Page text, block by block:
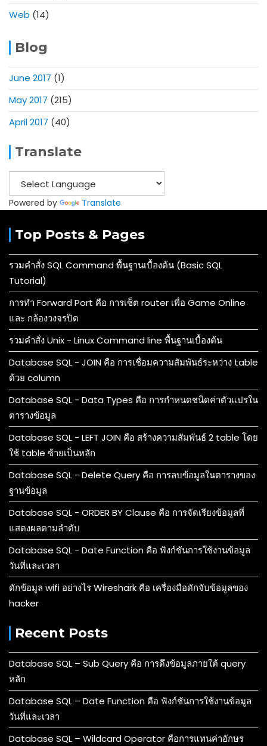
Web (14)
Blog
June 2017 (1)
May 2017 (215)
April 2017 (40)
Translate
Powered by Translate
Top Posts & Pages
รวมคำสั่ง SQL Command พื้นฐานเบื้องต้น (Basic SQL
Tutorial)
การทำ Forward Port คือ การเซ็ต router เพื่อ Game Online
และ กล้องวงจรปิด
รวมคำสั่ง Unix - Linux Command line พื้นฐานเบื้องต้น
Database SQL - JOIN คือ การเชื่อมความสัมพันธ์ระหว่าง table
ด้วย column
Database SQL - Data Types คือ การกำหนดชนิดค่าตัวแปรใน
ตารางข้อมูล
Database SQL - LEFT JOIN คือ สร้างความสัมพันธ์ 2 table โดย
ใช้ table ซ้ายเป็นหลัก
Database SQL - Delete Query คือ การลบข้อมูลในตารางของ
ฐานข้อมูล
Database SQL - ORDER BY Clause คือ การจัดเรียงข้อมูลที่
แสดงผลตามลำดับ
Database SQL - Date Function คือ ฟังก์ชันการใช้งานข้อมูล
วันที่และเวลา
ดักข้อมูล wifi อย่างไร Wireshark คือ เครื่องมือดักจับข้อมูลของ
hacker
Recent Posts
Database SQL – Sub Query คือ การดึงข้อมูลภายใต้ query
หลัก
Database SQL – Date Function คือ ฟังก์ชันการใช้งานข้อมูล
วันที่และเวลา
Database SQL – Wildcard Operator คือการแทนค่าอักษร